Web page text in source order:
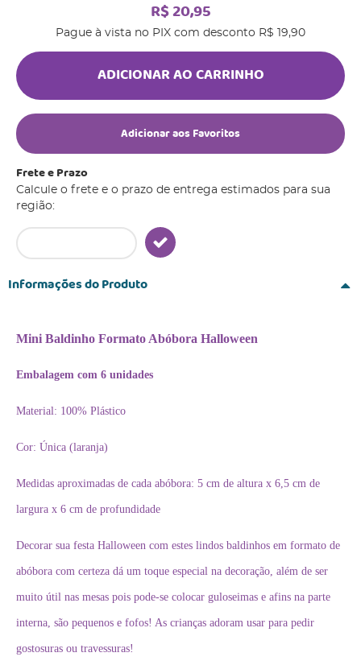
R$ 20,95
Pague à vista no PIX com desconto R$ 19,90
ADICIONAR AO CARRINHO
Adicionar aos Favoritos
Frete e Prazo
Calcule o frete e o prazo de entrega estimados para sua
região:
Informações do Produto
Mini Baldinho Formato Abóbora Halloween
Embalagem com 6 unidades
Material: 100% Plástico
Cor: Única (laranja)
Medidas aproximadas de cada abóbora: 5 cm de altura x 6,5 cm de
largura x 6 cm de profundidade
Decorar sua festa Halloween com estes lindos baldinhos em formato de
abóbora com certeza dá um toque especial na decoração, além de ser
muito útil nas mesas pois pode-se colocar guloseimas e afins na parte
interna, são pequenos e fofos! As crianças adoram usar para pedir
gostosuras ou travessuras!